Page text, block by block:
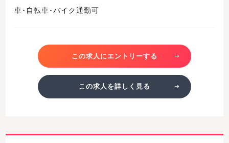
車･自転車･バイク通勤可
この求人にエントリーする
この求人を詳しく見る